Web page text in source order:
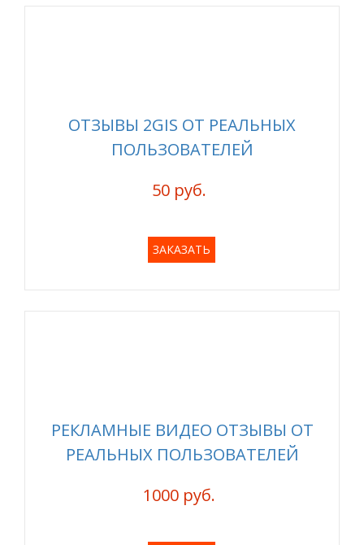
ОТЗЫВЫ 2GIS ОТ РЕАЛЬНЫХ
ПОЛЬЗОВАТЕЛЕЙ
50 руб.
ЗАКАЗАТЬ
РЕКЛАМНЫЕ ВИДЕО ОТЗЫВЫ ОТ
РЕАЛЬНЫХ ПОЛЬЗОВАТЕЛЕЙ
1000 руб.